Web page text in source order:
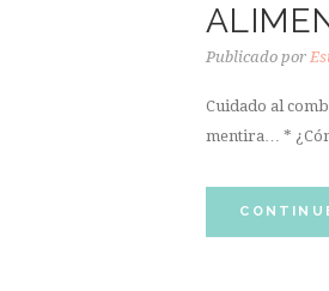
Publicado por
Cuidado al
mentira… *